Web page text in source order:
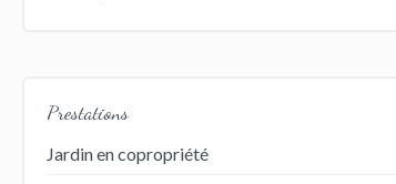
Prestations
Jardin en copropriété